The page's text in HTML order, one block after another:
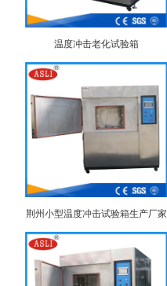
温度冲击老化试验箱
荆州小型温度冲击试验箱生产厂家